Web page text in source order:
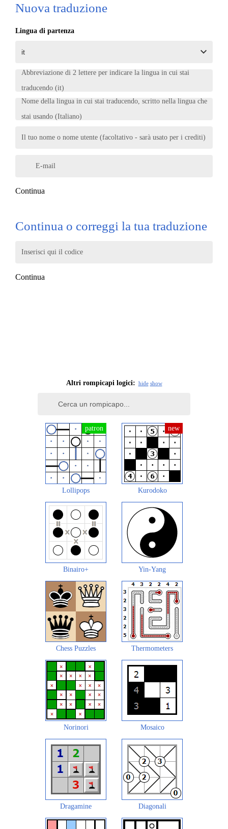
Nuova traduzione
Lingua di partenza
Abbreviazione di 2 lettere per indicare la lingua in cui stai
traducendo (it)
Nome della lingua in cui stai traducendo, scritto nella lingua che
stai usando (Italiano)
Il tuo nome o nome utente (facoltativo - sarà usato per i crediti)
E-mail
Continua
Continua o correggi la tua traduzione
Inserisci qui il codice
Continua
Altri rompicapi logici: hide show
Lollipops Kurodoko
Binairo+ Yin-Yang
Chess Puzzles Thermometers
Norinori Mosaico
Dragamine Diagonali